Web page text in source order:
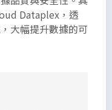
Dataplex，透
大幅提升數據的可